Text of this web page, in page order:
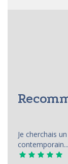
Je cherchais